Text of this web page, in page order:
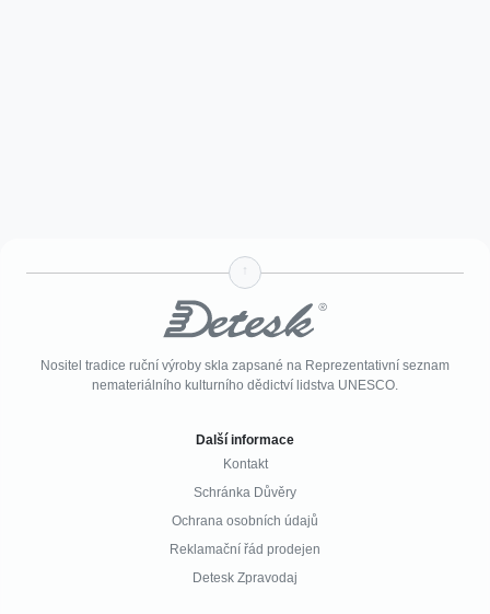
↑
Nositel tradice ruční výroby skla zapsané na Reprezentativní seznam
nemateriálního kulturního dědictví lidstva UNESCO.
Další informace
Kontakt
Schránka Důvěry
Ochrana osobních údajů
Reklamační řád prodejen
Detesk Zpravodaj